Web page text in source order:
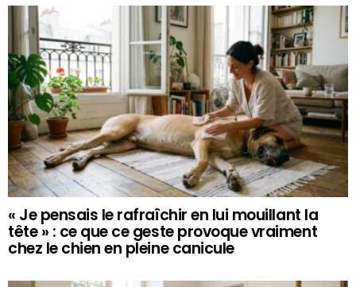
« Je pensais le rafraîchir en lui mouillant la
tête » : ce que ce geste provoque vraiment
chez le chien en pleine canicule